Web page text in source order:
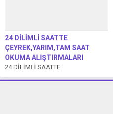
24 DİLİMLİ SAATTE
ÇEYREK,YARIM,TAM SAAT
OKUMA ALIŞTIRMALARI
24 DİLİMLİ SAATTE
ÇEYREK,YARIM,TAM SAAT OKUMA